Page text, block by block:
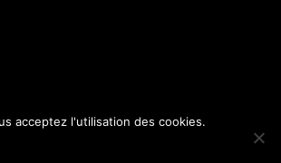
acceptez l'utilisation des cookies.